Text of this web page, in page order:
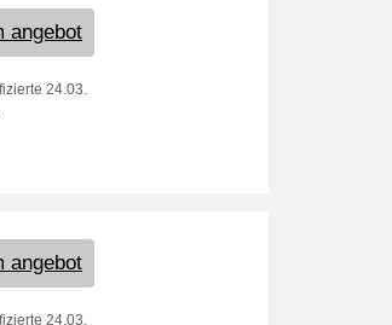
angebot
24.03.
angebot
24.03.